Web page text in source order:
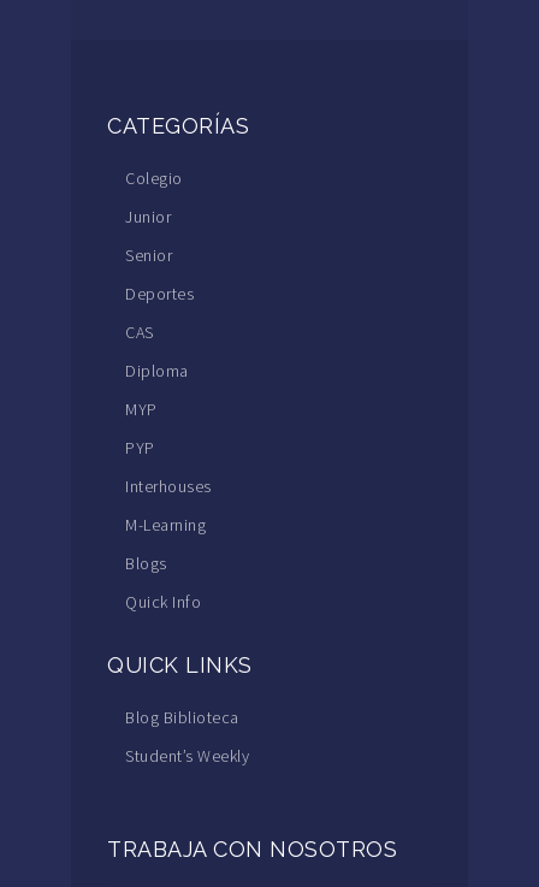
CATEGORÍAS
Colegio
Junior
Senior
Deportes
CAS
Diploma
MYP
PYP
Interhouses
M-Learning
Blogs
Quick Info
QUICK LINKS
Blog Biblioteca
Student’s Weekly
TRABAJA CON NOSOTROS